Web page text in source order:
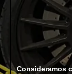
Consideramos